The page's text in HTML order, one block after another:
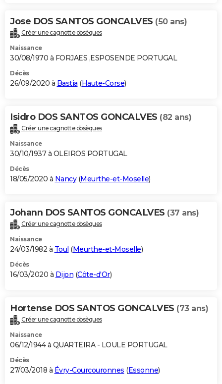
Jose DOS SANTOS GONCALVES (50 ans)
Créer une cagnotte obsèques
Naissance
30/08/1970 à FORJAES ,ESPOSENDE PORTUGAL
Décès
26/09/2020 à Bastia (Haute-Corse)
Isidro DOS SANTOS GONCALVES (82 ans)
Créer une cagnotte obsèques
Naissance
30/10/1937 à OLEIROS PORTUGAL
Décès
18/05/2020 à Nancy(Meurthe-et-Moselle)
Johann DOS SANTOS GONCALVES (37 ans)
Créer une cagnotte obsèques
Naissance
24/03/1982 à Toul (Meurthe-et-Moselle)
Décès
16/03/2020 à Dijon (Côte-d'Or)
Hortense DOS SANTOS GONCALVES (73 ans)
Créer une cagnotte obsèques
Naissance
06/12/1944 à QUARTEIRA - LOULE PORTUGAL
Décès
27/03/2018 à Évry-Courcouronnes (Essonne)